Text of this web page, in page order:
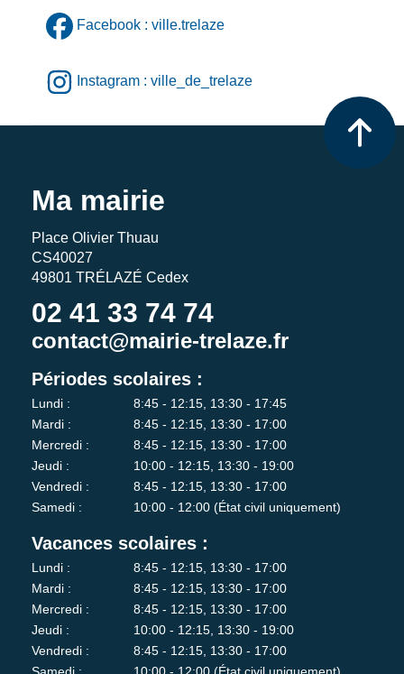
Facebook : ville.trelaze
Instagram : ville_de_trelaze
Ma mairie
Place Olivier Thuau
CS40027
49801 TRÉLAZÉ Cedex
02 41 33 74 74
contact@mairie-trelaze.fr
Périodes scolaires :
Lundi :
8:45 - 12:15, 13:30 - 17:45
Mardi :
8:45 - 12:15, 13:30 - 17:00
Mercredi :
8:45 - 12:15, 13:30 - 17:00
Jeudi :
10:00 - 12:15, 13:30 - 19:00
Vendredi :
8:45 - 12:15, 13:30 - 17:00
Samedi :
10:00 - 12:00 (État civil uniquement)
Vacances scolaires :
Lundi :
8:45 - 12:15, 13:30 - 17:00
Mardi :
8:45 - 12:15, 13:30 - 17:00
Mercredi :
8:45 - 12:15, 13:30 - 17:00
Jeudi :
10:00 - 12:15, 13:30 - 19:00
Vendredi :
8:45 - 12:15, 13:30 - 17:00